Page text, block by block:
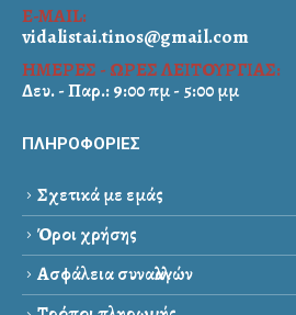
E-MAIL:
vidalistai.tinos@gmail.com
ΗΜΕΡΕΣ - ΩΡΕΣ ΛΕΙΤΟΥΡΓΙΑΣ:
Δευ. - Παρ.: 9:00 πμ - 5:00 μμ
ΠΛΗΡΟΦΟΡΙΕΣ
Σχετικά με εμάς
Όροι χρήσης
Ασφάλεια συναλλαγών